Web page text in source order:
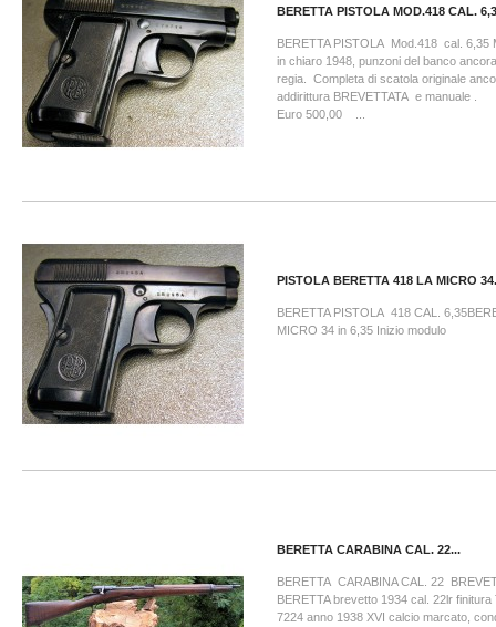
BERETTA PISTOLA MOD.418 CAL.
BERETTA PISTOLA Mod.418 cal. 6,35
in chiaro 1948, punzoni del banco
regia. Completa di scatola originale
addirittura BREVETTATA e
Euro 500,00 ...
PISTOLA BERETTA 418 LA MICRO
BERETTA PISTOLA 418 CAL.
MICRO 34 in 6,35 Inizio modulo
BERETTA CARABINA CAL. 22...
BERETTA CARABINA CAL. 22
BERETTA brevetto 1934 cal. 22lr finitura
7224 anno 1938 XVI calcio marcato,